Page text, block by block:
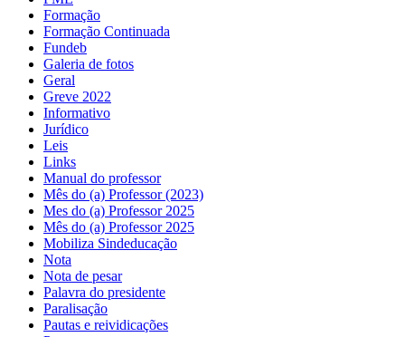
Formação
Formação Continuada
Fundeb
Galeria de fotos
Geral
Greve 2022
Informativo
Jurídico
Leis
Links
Manual do professor
Mês do (a) Professor (2023)
Mes do (a) Professor 2025
Mês do (a) Professor 2025
Mobiliza Sindeducação
Nota
Nota de pesar
Palavra do presidente
Paralisação
Pautas e reividicações